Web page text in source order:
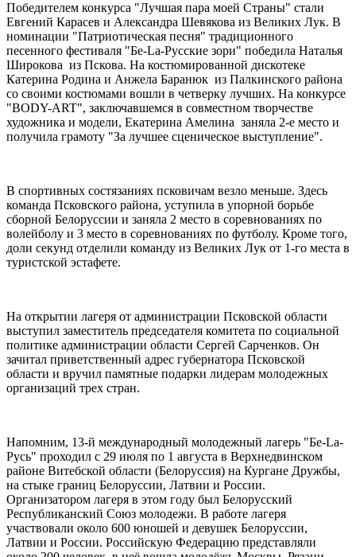
Победителем конкурса "Лучшая пара моей Страны" стали
Евгений Карасев и Александра Шевякова из Великих Лук. В
номинации "Патриотическая песня" традиционного
песенного фестиваля "Бе-Lа-Русские зори" победила Наталья
Широкова из Пскова. На костюмированной дискотеке
Катерина Родина и Анжела Баранюк из Палкинского района
со своими костюмами вошли в четверку лучших. На конкурсе
"ВОDY-ART", заключавшемся в совместном творчестве
художника и модели, Екатерина Амелина заняла 2-е место и
получила грамоту "За лучшее сценическое выступление".
В спортивных состязаниях псковичам везло меньше. Здесь
команда Псковского района, уступила в упорной борьбе
сборной Белоруссии и заняла 2 место в соревнованиях по
волейболу и 3 место в соревнованиях по футболу. Кроме того,
доли секунд отделили команду из Великих Лук от 1-го места в
туристской эстафете.
На открытии лагеря от администрации Псковской области
выступил заместитель председателя комитета по социальной
политике администрации области Сергей Сарченков. Он
зачитал приветственный адрес губернатора Псковской
области и вручил памятные подарки лидерам молодежных
организаций трех стран.
Напомним, 13-й международный молодежный лагерь "Бе-La-
Русь" проходил с 29 июля по 1 августа в Верхнедвинском
районе Витебской области (Белоруссия) на Кургане Дружбы,
на стыке границ Белоруссии, Латвии и России.
Организатором лагеря в этом году был Белорусский
Республиканский Союз молодежи. В работе лагеря
участвовали около 600 юношей и девушек Белоруссии,
Латвии и России. Российскую Федерацию представляли